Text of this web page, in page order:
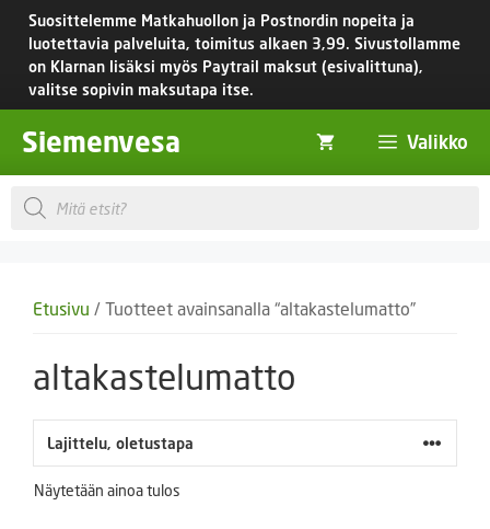
Siirry
sisältöön
Suosittelemme Matkahuollon ja Postnordin nopeita ja
luotettavia palveluita, toimitus alkaen 3,99. Sivustollamme
on Klarnan lisäksi myös Paytrail maksut (esivalittuna),
valitse sopivin maksutapa itse.
Siemenvesa Valikko
Products
search
Etusivu / Tuotteet avainsanalla “altakastelumatto”
altakastelumatto
Näytetään ainoa tulos